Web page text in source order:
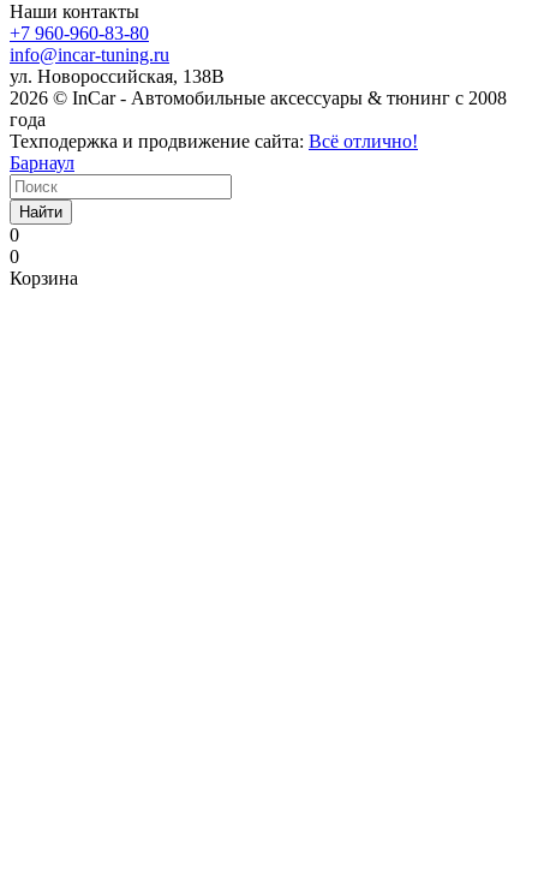
Наши контакты
+7 960-960-83-80
info@incar-tuning.ru
ул. Новороссийская, 138В
2026 © InCar - Автомобильные аксессуары & тюнинг с 2008
года
Техподержка и продвижение сайта: Всё отлично!
Барнаул
Найти
0
0
Корзина